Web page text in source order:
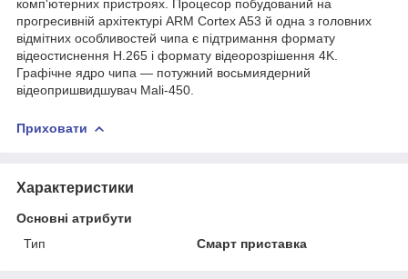
комп'ютерних пристроях. Процесор побудований на
прогресивній архітектурі ARM Cortex A53 й одна з головних
відмітних особливостей чипа є підтримання формату
відеостиснення H.265 і формату відеорозрішення 4K.
Графічне ядро чипа — потужний восьмиядерний
відеопришвидшувач Mali-450.
Приховати
Характеристики
Основні атрибути
Тип
Смарт приставка